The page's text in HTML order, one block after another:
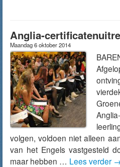
Anglia-
Maandag 6 oktober 2014
volgen, voldoen niet alleen
van het Engels vastgesteld
maar hebben … Lees verder →